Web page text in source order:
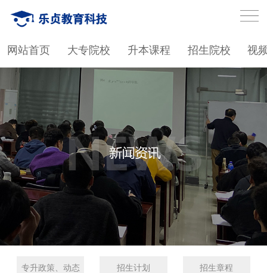
网站首页 大专院校 升本课程 招生院校 视
专升政策、动态 招生计划 招生章程